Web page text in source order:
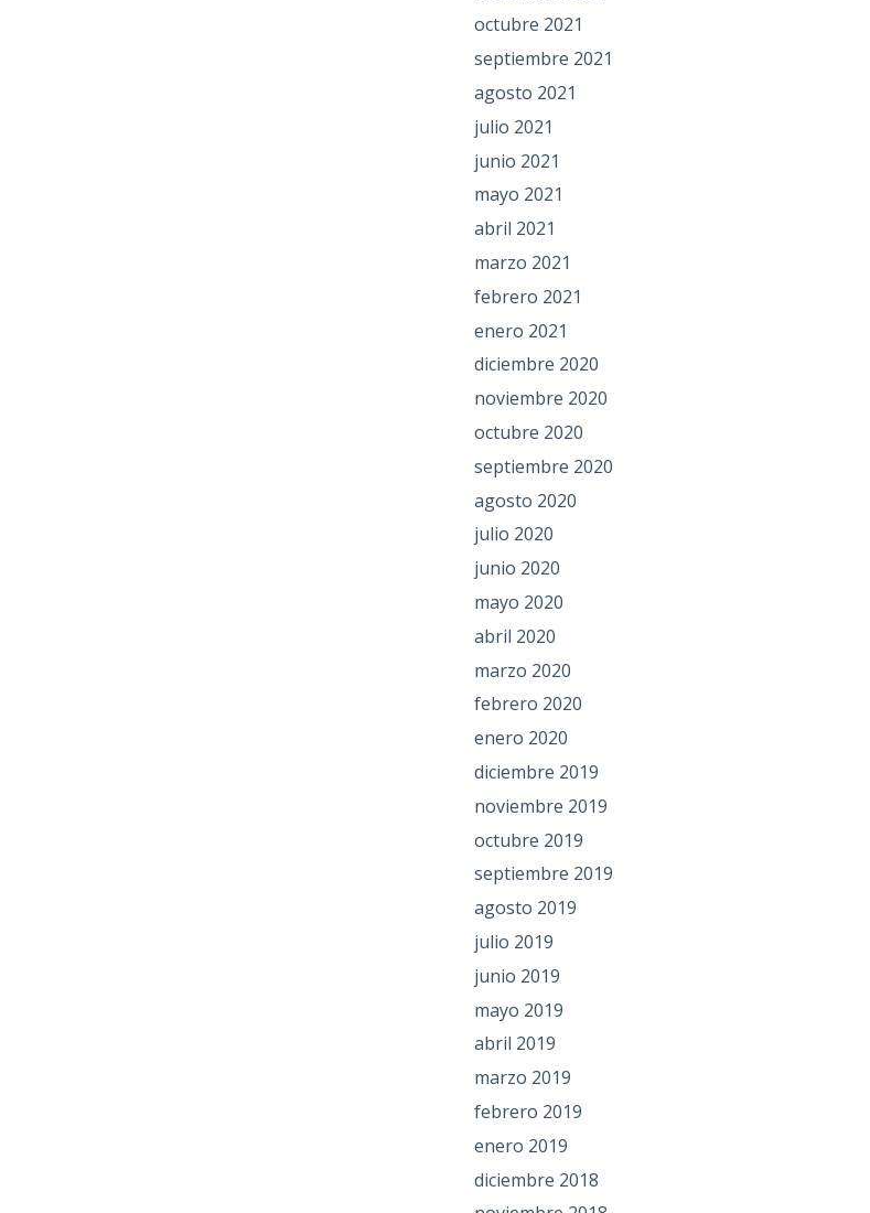
octubre 2021
septiembre 2021
agosto 2021
julio 2021
junio 2021
mayo 2021
abril 2021
marzo 2021
febrero 2021
enero 2021
diciembre 2020
noviembre 2020
octubre 2020
septiembre 2020
agosto 2020
julio 2020
junio 2020
mayo 2020
abril 2020
marzo 2020
febrero 2020
enero 2020
diciembre 2019
noviembre 2019
octubre 2019
septiembre 2019
agosto 2019
julio 2019
junio 2019
mayo 2019
abril 2019
marzo 2019
febrero 2019
enero 2019
diciembre 2018